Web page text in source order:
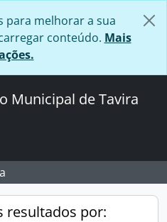
para melhorar a sua
conteúdo. Mais
Municipal de Tavira
resultados por: